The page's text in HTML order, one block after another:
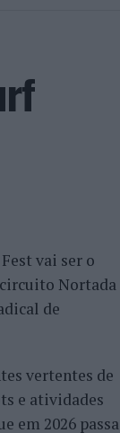
vai ser o
Nortada
de
vertentes de
e atividades
em 2026 passa